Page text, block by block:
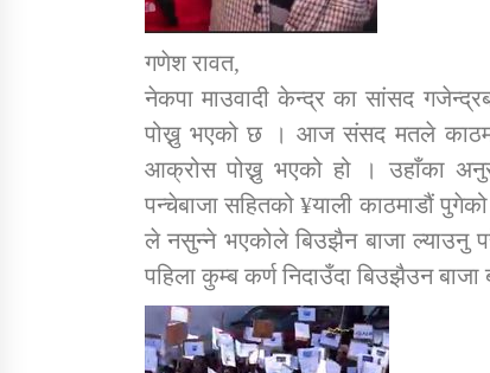
तातोपानी गाउँपालिकाको न्यायिक समिति सम्बन्धी
सन्देश
तातोपानी गाउँपालिका जुम्लाको बालविवाह सन्देश
गणेश रावत,
नेकपा माउवादी केन्द्र का सांसद
पोख्नु भएको छ । आज संसद मतले
आक्रोस पोख्नु भएको हो । उहाँका
पन्चेबाजा सहितको ¥याली काठमाडौं
ले नसुन्ने भएकोले बिउझैन बाजा ल्याउनु
पहिला कुम्ब कर्ण निदाउँदा बिउझैउन बाजा